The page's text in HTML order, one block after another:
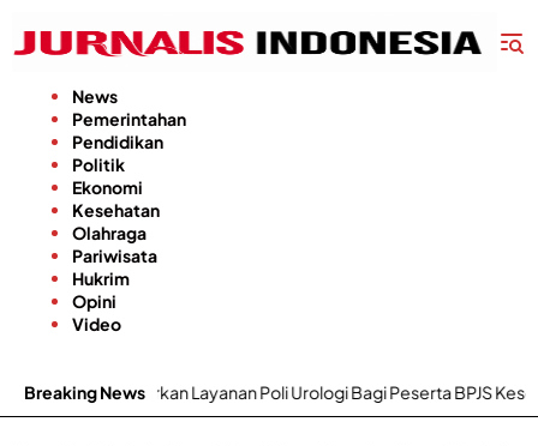
konten
News
Pemerintahan
Pendidikan
Politik
Ekonomi
Kesehatan
Olahraga
Pariwisata
Hukrim
Opini
Video
Breaking News
Layanan Poli Urologi Bagi Peserta BPJS Kesehatan